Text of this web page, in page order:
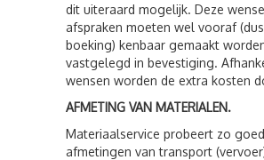
dit uiteraard mogelijk. Deze
afspraken moeten wel vooraf
boeking) kenbaar gemaakt
vastgelegd in bevestiging.
wensen worden de extra kosten
AFMETING VAN MATERIALEN.
Materiaalservice probeert zo
afmetingen van transport